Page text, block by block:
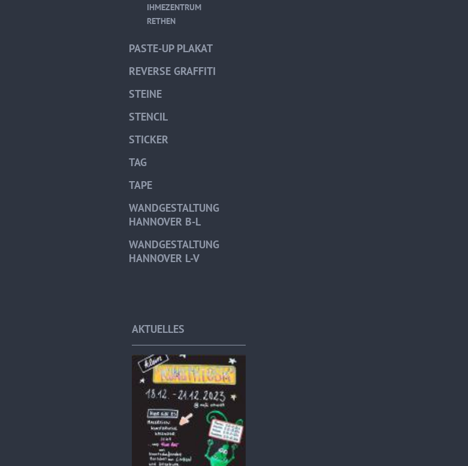
IHMEZENTRUM
RETHEN
PASTE-UP PLAKAT
REVERSE GRAFFITI
STEINE
STENCIL
STICKER
TAG
TAPE
WANDGESTALTUNG
HANNOVER B-L
WANDGESTALTUNG
HANNOVER L-V
AKTUELLES